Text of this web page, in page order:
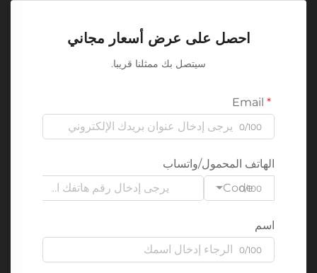
احصل على عرض أسعار مجاني
سيتصل بك ممثلنا قريبا.
0/100
الهاتف المحمول/واتساب
Code
0/100
اسم
0/100